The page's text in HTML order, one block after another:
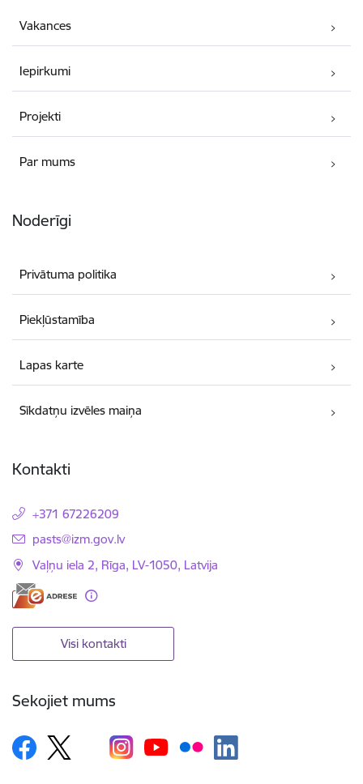
Vakances
Iepirkumi
Projekti
Par mums
Noderīgi
Privātuma politika
Piekļūstamība
Lapas karte
Sīkdatņu izvēles maiņa
Kontakti
+371 67226209
E-pasts:
pasts@izm.gov.lv
Vaļņu iela 2, Rīga, LV-1050, Latvija
Visi kontakti
Sekojiet mums